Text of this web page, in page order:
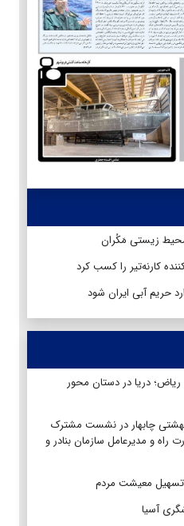
زیستی مَکُران
کارنه‌تیر را کسب کرد
حریم آبی ایران شود
دریا در دستان محور
چابهار در نشست مشترک
راه و مدیرعامل سازمان بنادر و
تسهیل معیشت مردم